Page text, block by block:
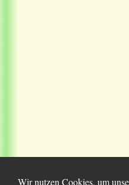
Wir nutzen Cookies, um